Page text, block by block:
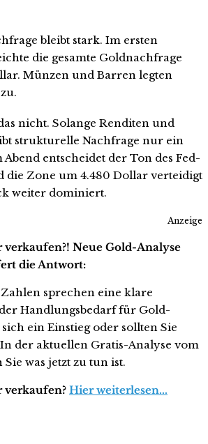
bleibt stark. Im ersten
die gesamte Goldnachfrage
Münzen und Barren legten
nicht. Solange Renditen und
strukturelle Nachfrage nur ein
Abend entscheidet der Ton des Fed-
die Zone um 4.480 Dollar verteidigt
weiter dominiert.
Anzeige
verkaufen?! Neue Gold-Analyse
die Antwort:
sprechen eine klare
Handlungsbedarf für Gold-
ein Einstieg oder sollten Sie
der aktuellen Gratis-Analyse vom
was jetzt zu tun ist.
verkaufen? Hier weiterlesen...